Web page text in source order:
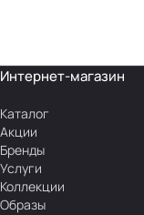
Интернет-магазин
Каталог
Акции
Бренды
Услуги
Коллекции
Образы